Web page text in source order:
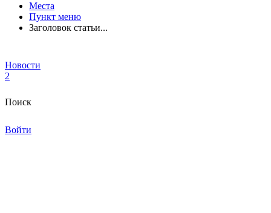
Места
Пункт меню
Заголовок статьи...
Новости
2
Поиск
Войти